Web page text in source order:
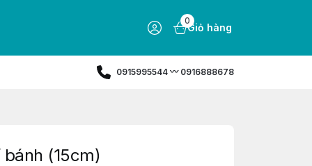
0
Giỏ hàng
0915995544 〰️ 0916888678
(15cm)